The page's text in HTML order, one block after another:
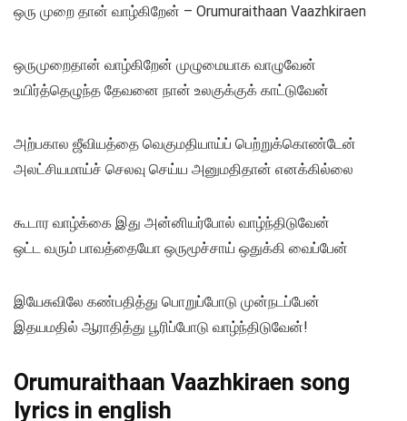
ஒரு முறை தான் வாழ்கிறேன் – Orumuraithaan Vaazhkiraen
ஒருமுறைதான் வாழ்கிறேன் முழுமையாக வாழுவேன்
உயிர்த்தெழுந்த தேவனை நான் உலகுக்குக் காட்டுவேன்
அற்பகால ஜீவியத்தை வெகுமதியாய்ப் பெற்றுக்கொண்டேன்
அலட்சியமாய்ச் செலவு செய்ய அனுமதிதான் எனக்கில்லை
கூடார வாழ்க்கை இது அன்னியர்போல் வாழ்ந்திடுவேன்
ஒட்ட வரும் பாவத்தையோ ஒருமூச்சாய் ஒதுக்கி வைப்பேன்
இயேசுவிலே கண்பதித்து பொறுப்போடு முன்நடப்பேன்
இதயமதில் ஆராதித்து பூரிப்போடு வாழ்ந்திடுவேன்!
Orumuraithaan Vaazhkiraen song
lyrics in english